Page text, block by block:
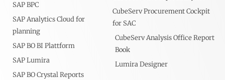
SAP BPC
SAP Analytics Cloud for
planning
SAP BO BI Plattform
SAP Lumira
SAP BO Crystal Reports
CubeServ Procurement Cockpit
for SAC
CubeServ Analysis Office Report
Book
Lumira Designer